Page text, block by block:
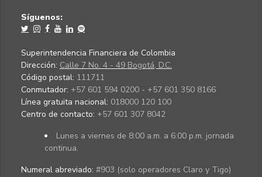
Síguenos:
Superintendencia Financiera de Colombia
Dirección: Calle 7 No. 4 - 49 Bogotá, D.C.
Código postal: 111711
Conmutador: +57 601 594 0200 - +57 601 350 8166
Línea gratuita nacional: 018000 120 100
Centro de contacto: +57 601 307 8042
Lunes a viernes de 8:00 a.m. a 6:00 p.m. jornada
continua.
Numeral abreviado: #903 (solo operadores Claro y Tigo)